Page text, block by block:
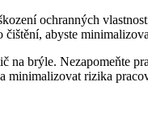
ochranných
abyste
brýle. Nezapomeňte
minimalizovat rizika